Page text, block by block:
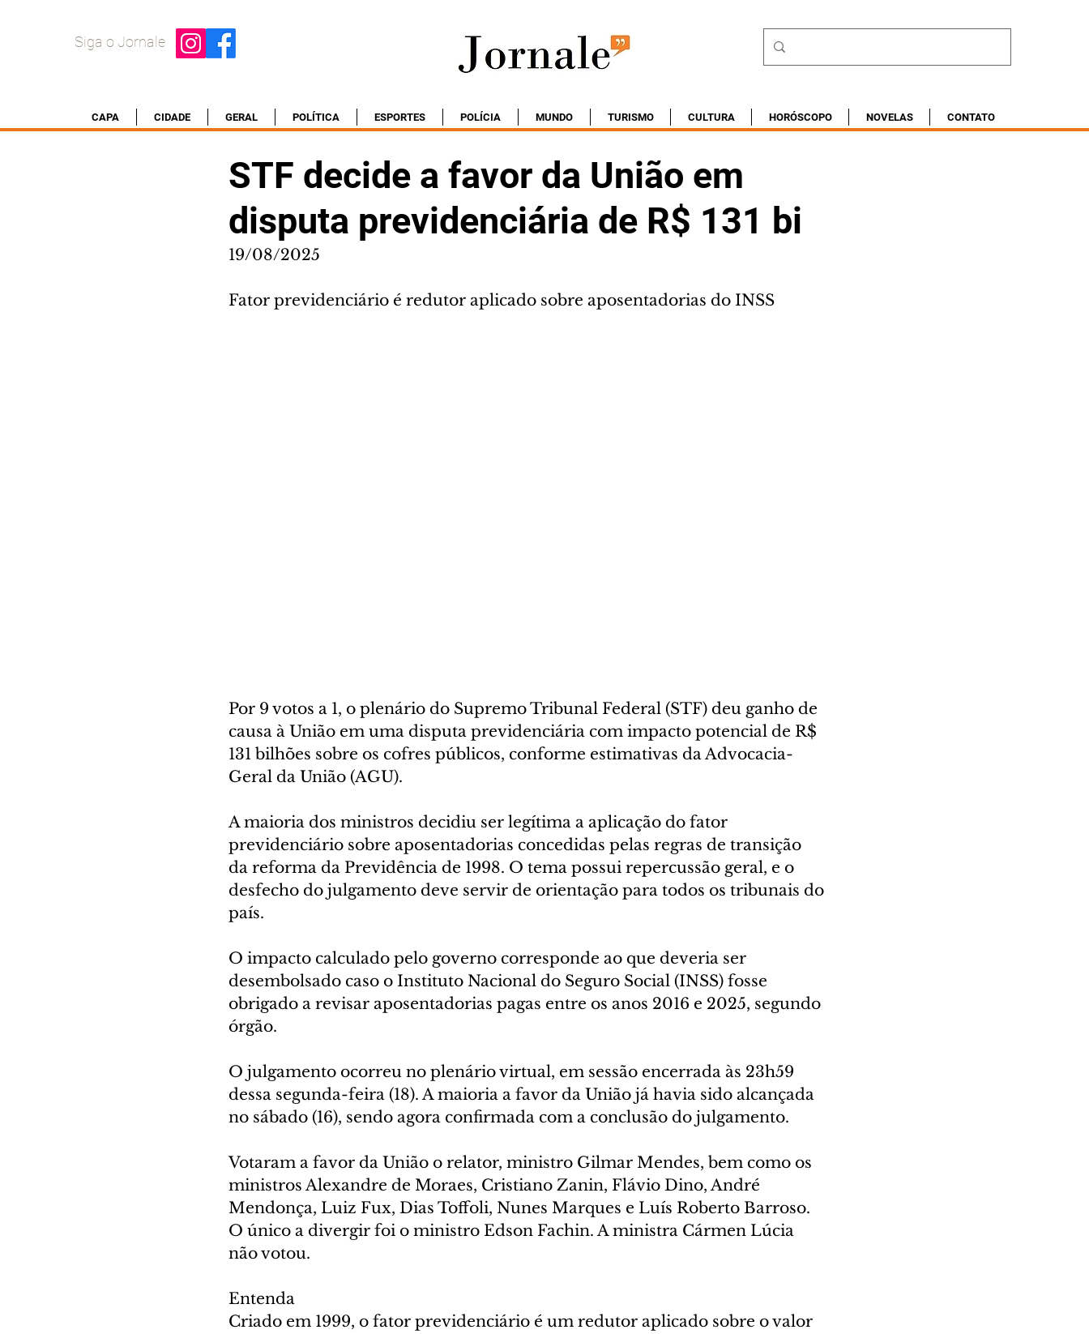
Siga o Jornale
CAPA CIDADE GERAL POLÍTICA ESPORTES POLÍCIA MUNDO TURISMO CULTURA HORÓSCOPO NOVELAS CONTATO
STF decide a favor da União em
disputa previdenciária de R$ 131 bi
19/08/2025
Fator previdenciário é redutor aplicado sobre aposentadorias do INSS
Por 9 votos a 1, o plenário do Supremo Tribunal Federal (STF) deu ganho de
causa à União em uma disputa previdenciária com impacto potencial de R$
131 bilhões sobre os cofres públicos, conforme estimativas da Advocacia-
Geral da União (AGU).
A maioria dos ministros decidiu ser legítima a aplicação do fator
previdenciário sobre aposentadorias concedidas pelas regras de transição
da reforma da Previdência de 1998. O tema possui repercussão geral, e o
desfecho do julgamento deve servir de orientação para todos os tribunais do
país.
O impacto calculado pelo governo corresponde ao que deveria ser
desembolsado caso o Instituto Nacional do Seguro Social (INSS) fosse
obrigado a revisar aposentadorias pagas entre os anos 2016 e 2025, segundo
órgão.
O julgamento ocorreu no plenário virtual, em sessão encerrada às 23h59
dessa segunda-feira (18). A maioria a favor da União já havia sido alcançada
no sábado (16), sendo agora confirmada com a conclusão do julgamento.
Votaram a favor da União o relator, ministro Gilmar Mendes, bem como os
ministros Alexandre de Moraes, Cristiano Zanin, Flávio Dino, André
Mendonça, Luiz Fux, Dias Toffoli, Nunes Marques e Luís Roberto Barroso.
O único a divergir foi o ministro Edson Fachin. A ministra Cármen Lúcia
não votou.
Entenda
Criado em 1999, o fator previdenciário é um redutor aplicado sobre o valor